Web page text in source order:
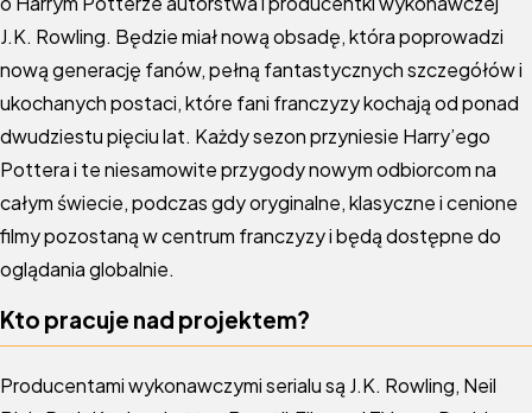
J.K. Rowling. Będzie miał nową obsadę, która poprowadzi
nową generację fanów, pełną fantastycznych szczegółów i
ukochanych postaci, które fani franczyzy kochają od ponad
dwudziestu pięciu lat. Każdy sezon przyniesie Harry’ego
Pottera i te niesamowite przygody nowym odbiorcom na
całym świecie, podczas gdy oryginalne, klasyczne i cenione
filmy pozostaną w centrum franczyzy i będą dostępne do
oglądania globalnie.
Kto pracuje nad projektem?
Producentami wykonawczymi serialu są J.K. Rowling, Neil